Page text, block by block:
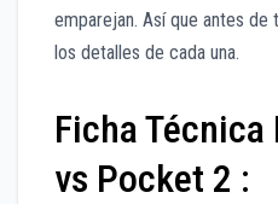
emparejan. Así que antes de
los detalles de cada una.
Ficha
vs Pocket 2 :